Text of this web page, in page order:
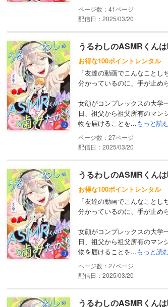
41
配信日：2025/03/20
うるわしのASMRくん
お得な100ポイントレンタル
「友達の動画でこんなことし
分かっているのに、手が止
女顔がコンプレックスの大学
日、祖父から祖父所有のマン
物を届けることを...もっと読
27
配信日：2025/03/20
うるわしのASMRくん
お得な100ポイントレンタル
「友達の動画でこんなことし
分かっているのに、手が止
女顔がコンプレックスの大学
日、祖父から祖父所有のマン
物を届けることを...もっと読
27
配信日：2025/03/20
うるわしのASMRくん